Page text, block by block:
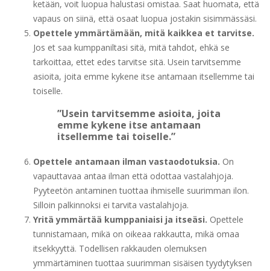
ketään, voit luopua halustasi omistaa. Saat huomata, että
vapaus on siinä, että osaat luopua jostakin sisimmässäsi.
Opettele ymmärtämään, mitä kaikkea et tarvitse.
Jos et saa kumppaniltasi sitä, mitä tahdot, ehkä se
tarkoittaa, ettet edes tarvitse sitä. Usein tarvitsemme
asioita, joita emme kykene itse antamaan itsellemme tai
toiselle.
”Usein tarvitsemme asioita, joita
emme kykene itse antamaan
itsellemme tai toiselle.”
Opettele antamaan ilman vastaodotuksia. On
vapauttavaa antaa ilman että odottaa vastalahjoja.
Pyyteetön antaminen tuottaa ihmiselle suurimman ilon.
Silloin palkinnoksi ei tarvita vastalahjoja.
Yritä ymmärtää kumppaniaisi ja itseäsi. Opettele
tunnistamaan, mikä on oikeaa rakkautta, mikä omaa
itsekkyyttä. Todellisen rakkauden olemuksen
ymmärtäminen tuottaa suurimman sisäisen tyydytyksen